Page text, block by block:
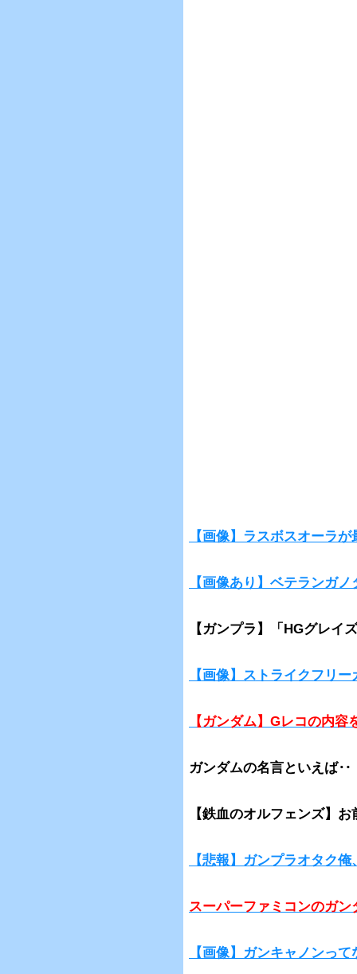
【画像】ラスボスオーラ
【画像あり】ベテランガ
【ガンプラ】「HGグレイ
【画像】ストライクフリ
【ガンダム】Gレコの内
ガンダムの名言といえば‥
【鉄血のオルフェンズ】
【悲報】ガンプラオタク
スーパーファミコンのガ
【画像】ガンキャノンっ